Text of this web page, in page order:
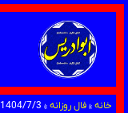
خانه»فال روزانه»
1404/7/3